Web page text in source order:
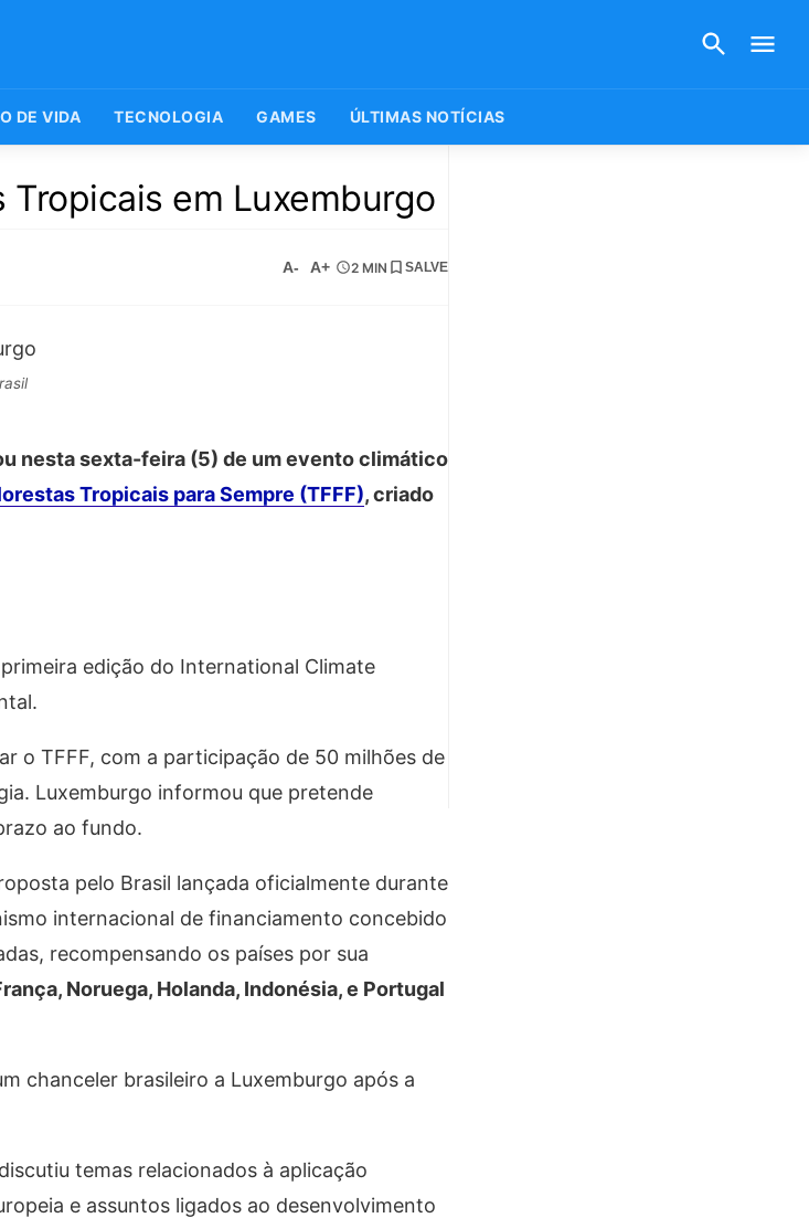
DE VIDA TECNOLOGIA GAMES ÚLTIMAS NOTÍCIAS
em Luxemburgo
A- A+ 2 MIN SALVE
nesta sexta-feira (5) de um evento climático
Tropicais para Sempre (TFFF), criado
edição do International Climate
o TFFF, com a participação de 50 milhões de
Luxemburgo informou que pretende
ao fundo.
pelo Brasil lançada oficialmente durante
internacional de financiamento concebido
recompensando os países por sua
Noruega, Holanda, Indonésia, e Portugal
chanceler brasileiro a Luxemburgo após a
temas relacionados à aplicação
e assuntos ligados ao desenvolvimento